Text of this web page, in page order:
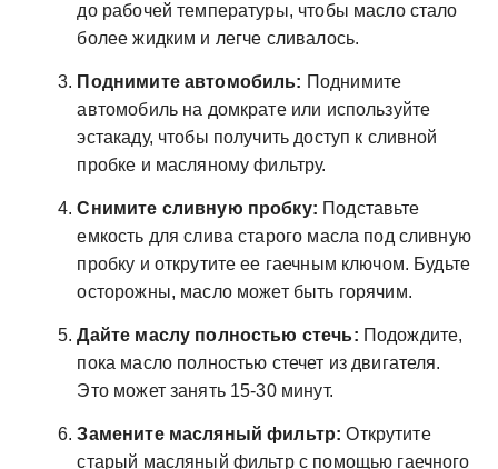
до рабочей температуры, чтобы масло стало
более жидким и легче сливалось.
Поднимите автомобиль: Поднимите
автомобиль на домкрате или используйте
эстакаду, чтобы получить доступ к сливной
пробке и масляному фильтру.
Снимите сливную пробку: Подставьте
емкость для слива старого масла под сливную
пробку и открутите ее гаечным ключом. Будьте
осторожны, масло может быть горячим.
Дайте маслу полностью стечь: Подождите,
пока масло полностью стечет из двигателя.
Это может занять 15-30 минут.
Замените масляный фильтр: Открутите
старый масляный фильтр с помощью гаечного